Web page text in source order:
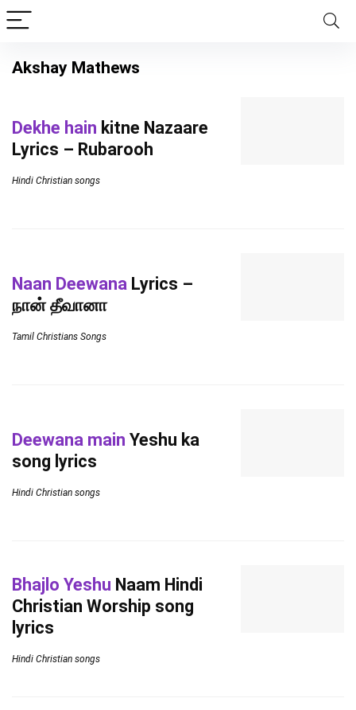
Akshay Mathews
Dekhe hain kitne Nazaare
Lyrics – Rubarooh
Hindi Christian songs
Naan Deewana Lyrics –
நான் தீவானா
Tamil Christians Songs
Deewana main Yeshu ka
song lyrics
Hindi Christian songs
Bhajlo Yeshu Naam Hindi
Christian Worship song
lyrics
Hindi Christian songs